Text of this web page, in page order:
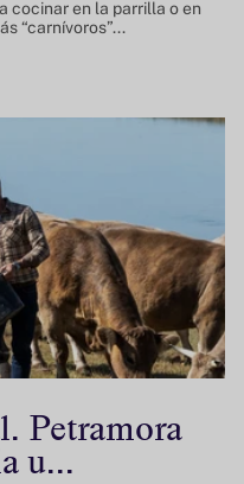
cocinar en la parrilla o en
“carnívoros”...
Petramora
u...